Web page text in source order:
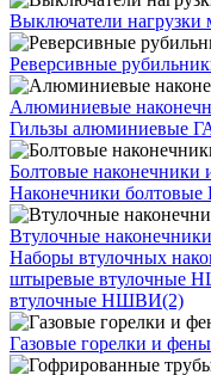
Выключатели нагрузки
Реверсивные
Алюминиевые
Гильзы алюминиевые
Болтовые наконечники
Наконечники болтовые
Втулочные
Наборы втулочных
штыревые втулочные
втулочные НШВИ(2)
Газовые горелки и фены